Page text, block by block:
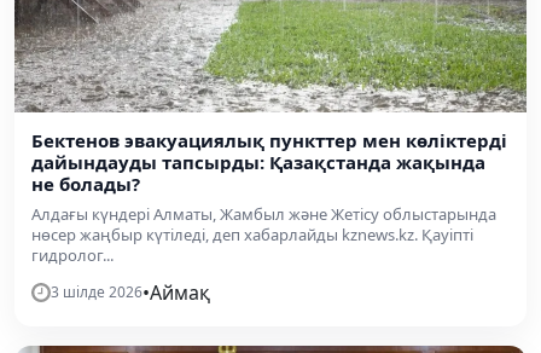
Бектенов эвакуациялық пункттер мен көліктерді
дайындауды тапсырды: Қазақстанда жақында
не болады?
Алдағы күндері Алматы, Жамбыл және Жетісу облыстарында
нөсер жаңбыр күтіледі, деп хабарлайды kznews.kz. Қауіпті
гидролог...
3 шілде 2026•Аймақ